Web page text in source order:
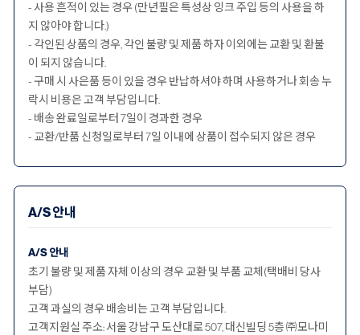
- 사용 흔적이 있는 경우 (만년필은 특성상 잉크 주입 등의 사용을 하
지 않아야 합니다.)
- 각인된 상품의 경우, 각인 불량 및 제품 하자 이외에는 교환 및 환불
이 되지 않습니다.
- 구매 시 사은품 등이 있을 경우 반납하셔야 하며 사용하거나 회송 누
락시 비용은 고객 부담입니다.
- 배송 완료일로부터 7일이 경과한 경우
- 교환/반품 신청일로부터 7일 이내에 상품이 접수되지 않은 경우
A/S 안내
A/S 안내
초기 불량 및 제품 자체 이상의 경우 교환 및 부품 교체(택배비 당사
부담)
고객 과실의 경우 배송비는 고객 부담입니다.
고객지원실 주소: 서울 강남구 도산대로 507, 대신빌딩 5층 ㈜모나미